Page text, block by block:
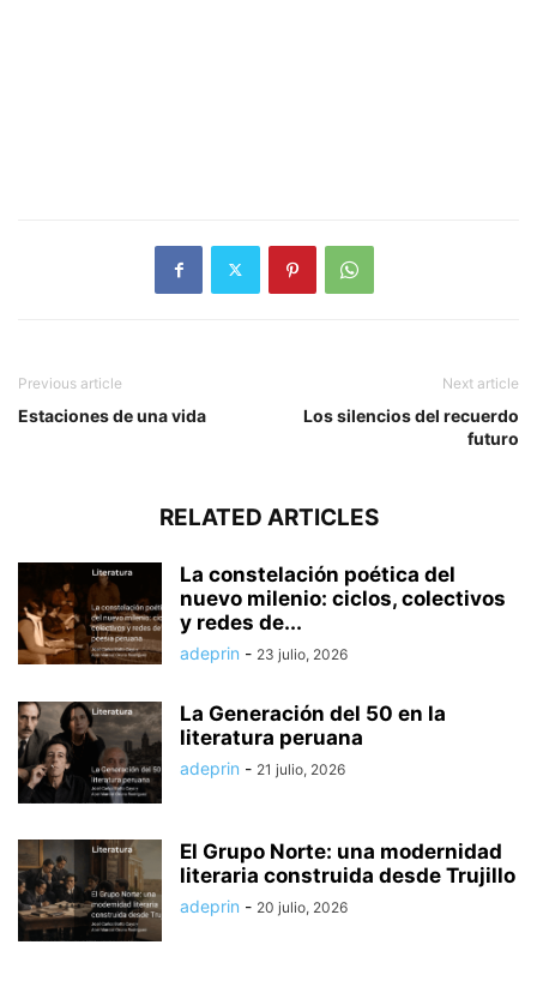
Previous article
Estaciones de una vida
Next article
Los silencios del recuerdo
futuro
RELATED ARTICLES
La constelación poética del
nuevo milenio: ciclos, colectivos
y redes de...
adeprin - 23 julio, 2026
La Generación del 50 en la
literatura peruana
adeprin - 21 julio, 2026
El Grupo Norte: una modernidad
literaria construida desde Trujillo
adeprin - 20 julio, 2026